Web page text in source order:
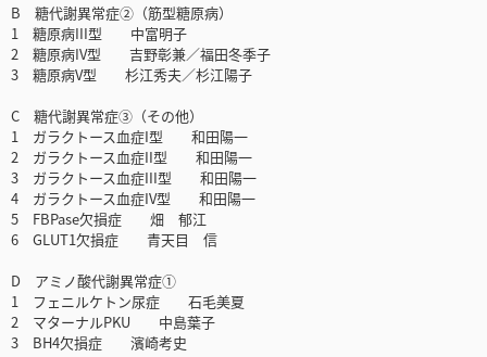
B 糖代謝異常症②（筋型糖原病）
1 糖原病III型 中富明子
2 糖原病IV型 吉野彰兼／福田冬季子
3 糖原病V型 杉江秀夫／杉江陽子
C 糖代謝異常症③（その他）
1 ガラクトース血症I型 和田陽一
2 ガラクトース血症II型 和田陽一
3 ガラクトース血症III型 和田陽一
4 ガラクトース血症IV型 和田陽一
5 FBPase欠損症 畑 郁江
6 GLUT1欠損症 青天目 信
D アミノ酸代謝異常症①
1 フェニルケトン尿症 石毛美夏
2 マターナルPKU 中島葉子
3 BH4欠損症 濱崎考史